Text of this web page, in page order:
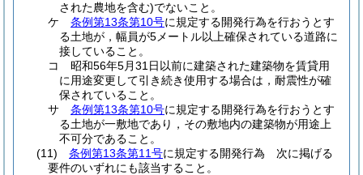
された農地を含む)でないこと。
ケ
条例第13条第10号に規定する開発行為を行おうとす
る土地が，幅員が5メートル以上確保されている道路に
接していること。
コ
昭和56年5月31日以前に建築された建築物を賃貸用
に用途変更して引き続き使用する場合は，耐震性が確
保されていること。
サ
条例第13条第10号に規定する開発行為を行おうとす
る土地が一敷地であり，その敷地内の建築物が用途上
不可分であること。
(11)
条例第13条第11号に規定する開発行為 次に掲げる
要件のいずれにも該当すること。